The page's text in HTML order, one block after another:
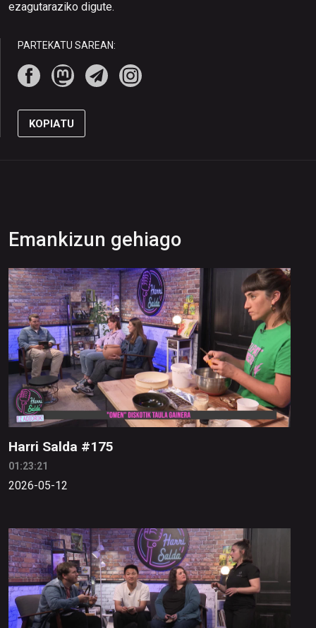
ezagutaraziko digute.
PARTEKATU SAREAN:
KOPIATU
Emankizun gehiago
Harri Salda #175
01:23:21
2026-05-12